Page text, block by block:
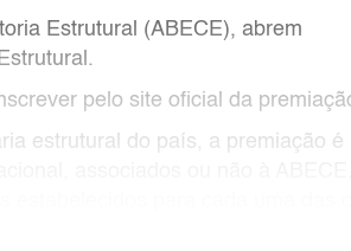
Estrutural (ABECE), abrem
pelo site oficial da
estrutural do país, a premiação é